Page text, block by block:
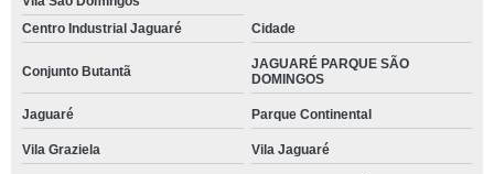
Centro Industrial Jaguaré
Cidade
Conjunto Butantã
JAGUARÉ PARQUE SÃO
DOMINGOS
Jaguaré Parque Continental
Vila Graziela Vila Jaguaré